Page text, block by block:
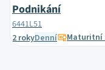
Podnikání
6441L51
2 rokyDenní Maturitní